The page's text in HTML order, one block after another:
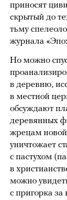
приносят
скрытый до
тьму
журнала
Но можно
в деревню,
в местной
обсуждают
деревянных
жрецам новой
уничтожает
с пастухом
в
можно
с пригорка